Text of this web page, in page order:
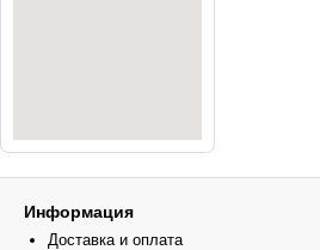
Информация
Доставка и оплата